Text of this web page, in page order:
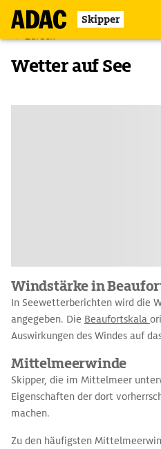
Skipper
Zurück
Wetter auf See
Windstärke in
In Seewetterberichten wird die
angegeben. Die Beaufortskala
Auswirkungen des Windes auf
Mittelmeerwinde
Skipper, die im Mittelmeer
Eigenschaften der dort
machen.
Zu den häufigsten